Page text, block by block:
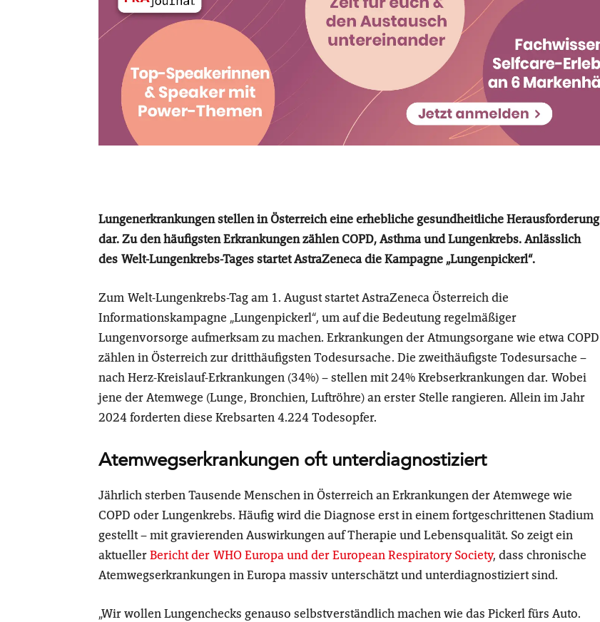
Lungenerkrankungen stellen in Österreich eine erhebliche gesundheitliche Herausforderung
dar. Zu den häufigsten Erkrankungen zählen COPD, Asthma und Lungenkrebs. Anlässlich
des Welt-Lungenkrebs-Tages startet AstraZeneca die Kampagne „Lungenpickerl“.
Zum Welt-Lungenkrebs-Tag am 1. August startet AstraZeneca Österreich die
Informationskampagne „Lungenpickerl“, um auf die Bedeutung regelmäßiger
Lungenvorsorge aufmerksam zu machen. Erkrankungen der Atmungsorgane wie etwa COPD
zählen in Österreich zur dritthäufigsten Todesursache. Die zweithäufigste Todesursache –
nach Herz-Kreislauf-Erkrankungen (34%) – stellen mit 24% Krebserkrankungen dar. Wobei
jene der Atemwege (Lunge, Bronchien, Luftröhre) an erster Stelle rangieren. Allein im Jahr
2024 forderten diese Krebsarten 4.224 Todesopfer.
Atemwegserkrankungen oft unterdiagnostiziert
Jährlich sterben Tausende Menschen in Österreich an Erkrankungen der Atemwege wie
COPD oder Lungenkrebs. Häufig wird die Diagnose erst in einem fortgeschrittenen Stadium
gestellt – mit gravierenden Auswirkungen auf Therapie und Lebensqualität. So zeigt ein
aktuellerBericht der WHO Europa und der European Respiratory Society, dass chronische
Atemwegserkrankungen in Europa massiv unterschätzt und unterdiagnostiziert sind.
„Wir wollen Lungenchecks genauso selbstverständlich machen wie das Pickerl fürs Auto.